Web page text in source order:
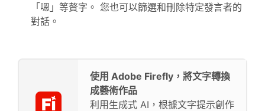
「嗯」等贅字。 您也可以篩選和刪除特定發言者的
對話。
使用 Adobe Firefly，將文字轉換
成藝術作品
利用生成式 AI，根據文字提示創作